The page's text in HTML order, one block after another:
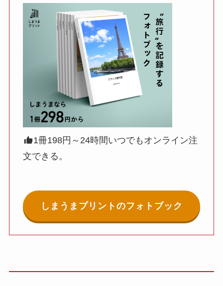
1冊198円～24時間いつでもオンライン注
文できる。
しまうまプリントのフォトブック